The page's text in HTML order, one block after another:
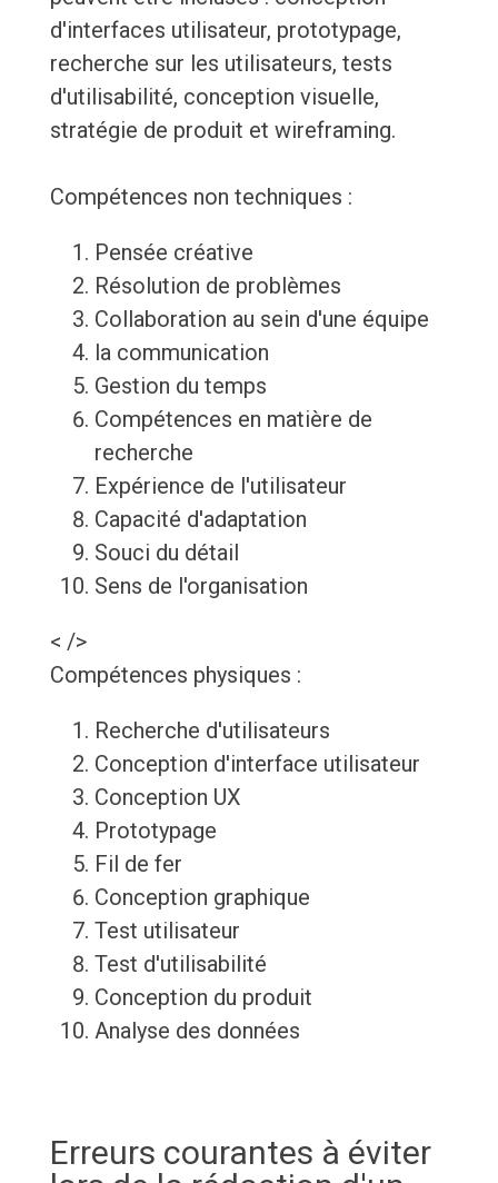
d'interfaces utilisateur, prototypage,
recherche sur les utilisateurs, tests
d'utilisabilité, conception visuelle,
stratégie de produit et wireframing.
Compétences non techniques :
Pensée créative
Résolution de problèmes
Collaboration au sein d'une équipe
la communication
Gestion du temps
Compétences en matière de
recherche
Expérience de l'utilisateur
Capacité d'adaptation
Souci du détail
Sens de l'organisation
< />
Compétences physiques :
Recherche d'utilisateurs
Conception d'interface utilisateur
Conception UX
Prototypage
Fil de fer
Conception graphique
Test utilisateur
Test d'utilisabilité
Conception du produit
Analyse des données
Erreurs courantes à éviter